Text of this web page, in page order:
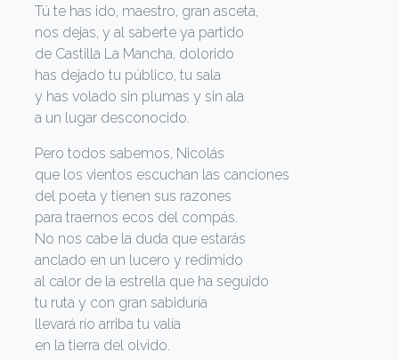
Tú te has ido, maestro, gran asceta,
nos dejas, y al saberte ya partido
de Castilla La Mancha, dolorido
has dejado tu público, tu sala
y has volado sin plumas y sin ala
a un lugar desconocido.
Pero todos sabemos, Nicolás
que los vientos escuchan las canciones
del poeta y tienen sus razones
para traernos ecos del compás.
No nos cabe la duda que estarás
anclado en un lucero y redimido
al calor de la estrella que ha seguido
tu ruta y con gran sabiduría
llevará río arriba tu valía
en la tierra del olvido.